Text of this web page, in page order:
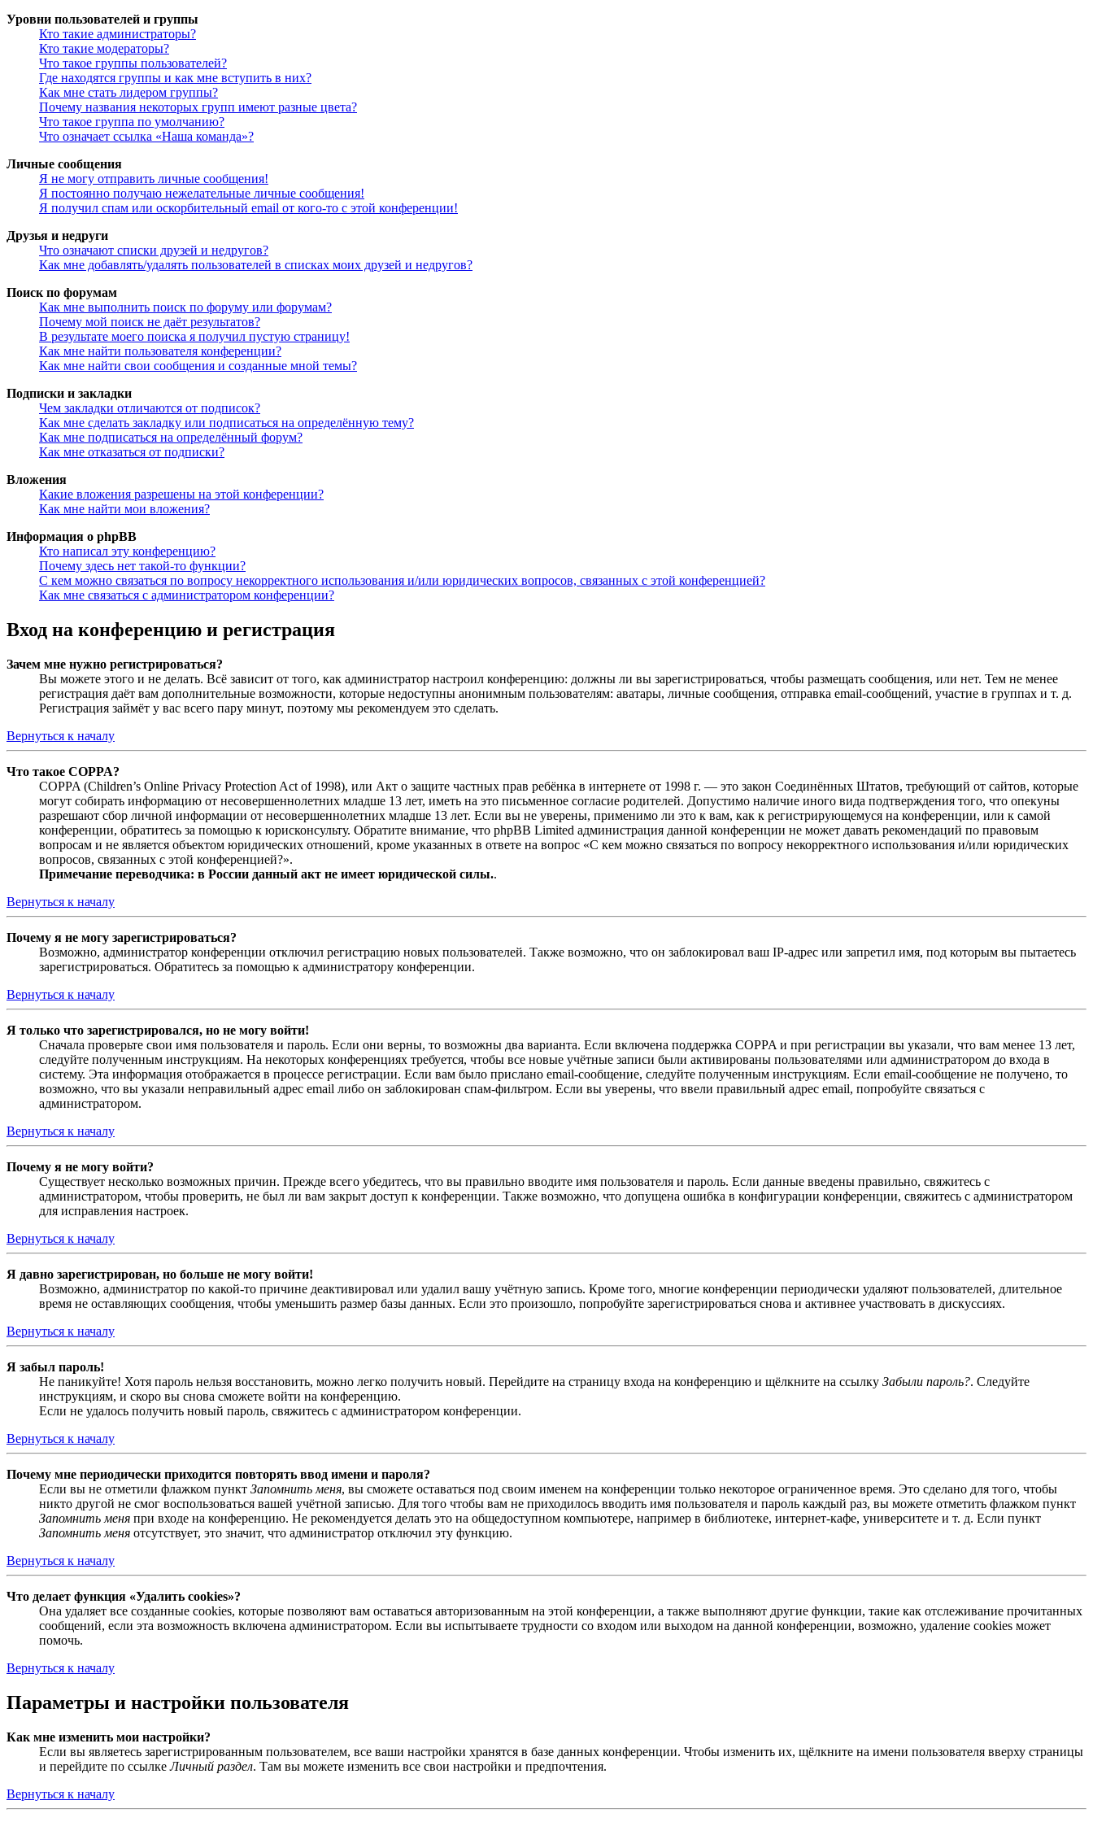
Уровни пользователей и группы
Кто такие администраторы?
Кто такие модераторы?
Что такое группы пользователей?
Где находятся группы и как мне вступить в них?
Как мне стать лидером группы?
Почему названия некоторых групп имеют разные цвета?
Что такое группа по умолчанию?
Что означает ссылка «Наша команда»?
Личные сообщения
Я не могу отправить личные сообщения!
Я постоянно получаю нежелательные личные сообщения!
Я получил спам или оскорбительный email от кого-то с этой конференции!
Друзья и недруги
Что означают списки друзей и недругов?
Как мне добавлять/удалять пользователей в списках моих друзей и недругов?
Поиск по форумам
Как мне выполнить поиск по форуму или форумам?
Почему мой поиск не даёт результатов?
В результате моего поиска я получил пустую страницу!
Как мне найти пользователя конференции?
Как мне найти свои сообщения и созданные мной темы?
Подписки и закладки
Чем закладки отличаются от подписок?
Как мне сделать закладку или подписаться на определённую тему?
Как мне подписаться на определённый форум?
Как мне отказаться от подписки?
Вложения
Какие вложения разрешены на этой конференции?
Как мне найти мои вложения?
Информация о phpBB
Кто написал эту конференцию?
Почему здесь нет такой-то функции?
С кем можно связаться по вопросу некорректного использования и/или юридических вопросов, связанных с этой конференцией?
Как мне связаться с администратором конференции?
Вход на конференцию и регистрация
Зачем мне нужно регистрироваться?
Вы можете этого и не делать. Всё зависит от того, как администратор настроил конференцию: должны ли вы зарегистрироваться, чтобы размещать сообщения, или нет. Тем не менее
регистрация даёт вам дополнительные возможности, которые недоступны анонимным пользователям: аватары, личные сообщения, отправка email-сообщений, участие в группах и т. д.
Регистрация займёт у вас всего пару минут, поэтому мы рекомендуем это сделать.
Вернуться к началу
Что такое COPPA?
COPPA (Children’s Online Privacy Protection Act of 1998), или Акт о защите частных прав ребёнка в интернете от 1998 г. — это закон Соединённых Штатов, требующий от сайтов, которые
могут собирать информацию от несовершеннолетних младше 13 лет, иметь на это письменное согласие родителей. Допустимо наличие иного вида подтверждения того, что опекуны
разрешают сбор личной информации от несовершеннолетних младше 13 лет. Если вы не уверены, применимо ли это к вам, как к регистрирующемуся на конференции, или к самой
конференции, обратитесь за помощью к юрисконсульту. Обратите внимание, что phpBB Limited администрация данной конференции не может давать рекомендаций по правовым
вопросам и не является объектом юридических отношений, кроме указанных в ответе на вопрос «С кем можно связаться по вопросу некорректного использования и/или юридических
вопросов, связанных с этой конференцией?».
Примечание переводчика: в России данный акт не имеет юридической силы..
Вернуться к началу
Почему я не могу зарегистрироваться?
Возможно, администратор конференции отключил регистрацию новых пользователей. Также возможно, что он заблокировал ваш IP-адрес или запретил имя, под которым вы пытаетесь
зарегистрироваться. Обратитесь за помощью к администратору конференции.
Вернуться к началу
Я только что зарегистрировался, но не могу войти!
Сначала проверьте свои имя пользователя и пароль. Если они верны, то возможны два варианта. Если включена поддержка COPPA и при регистрации вы указали, что вам менее 13 лет,
следуйте полученным инструкциям. На некоторых конференциях требуется, чтобы все новые учётные записи были активированы пользователями или администратором до входа в
систему. Эта информация отображается в процессе регистрации. Если вам было прислано email-сообщение, следуйте полученным инструкциям. Если email-сообщение не получено, то
возможно, что вы указали неправильный адрес email либо он заблокирован спам-фильтром. Если вы уверены, что ввели правильный адрес email, попробуйте связаться с
администратором.
Вернуться к началу
Почему я не могу войти?
Существует несколько возможных причин. Прежде всего убедитесь, что вы правильно вводите имя пользователя и пароль. Если данные введены правильно, свяжитесь с
администратором, чтобы проверить, не был ли вам закрыт доступ к конференции. Также возможно, что допущена ошибка в конфигурации конференции, свяжитесь с администратором
для исправления настроек.
Вернуться к началу
Я давно зарегистрирован, но больше не могу войти!
Возможно, администратор по какой-то причине деактивировал или удалил вашу учётную запись. Кроме того, многие конференции периодически удаляют пользователей, длительное
время не оставляющих сообщения, чтобы уменьшить размер базы данных. Если это произошло, попробуйте зарегистрироваться снова и активнее участвовать в дискуссиях.
Вернуться к началу
Я забыл пароль!
Не паникуйте! Хотя пароль нельзя восстановить, можно легко получить новый. Перейдите на страницу входа на конференцию и щёлкните на ссылку Забыли пароль?. Следуйте
инструкциям, и скоро вы снова сможете войти на конференцию.
Если не удалось получить новый пароль, свяжитесь с администратором конференции.
Вернуться к началу
Почему мне периодически приходится повторять ввод имени и пароля?
Если вы не отметили флажком пункт Запомнить меня, вы сможете оставаться под своим именем на конференции только некоторое ограниченное время. Это сделано для того, чтобы
никто другой не смог воспользоваться вашей учётной записью. Для того чтобы вам не приходилось вводить имя пользователя и пароль каждый раз, вы можете отметить флажком пункт
Запомнить меня при входе на конференцию. Не рекомендуется делать это на общедоступном компьютере, например в библиотеке, интернет-кафе, университете и т. д. Если пункт
Запомнить меня отсутствует, это значит, что администратор отключил эту функцию.
Вернуться к началу
Что делает функция «Удалить cookies»?
Она удаляет все созданные cookies, которые позволяют вам оставаться авторизованным на этой конференции, а также выполняют другие функции, такие как отслеживание прочитанных
сообщений, если эта возможность включена администратором. Если вы испытываете трудности со входом или выходом на данной конференции, возможно, удаление cookies может
помочь.
Вернуться к началу
Параметры и настройки пользователя
Как мне изменить мои настройки?
Если вы являетесь зарегистрированным пользователем, все ваши настройки хранятся в базе данных конференции. Чтобы изменить их, щёлкните на имени пользователя вверху страницы
и перейдите по ссылкеЛичный раздел. Там вы можете изменить все свои настройки и предпочтения.
Вернуться к началу